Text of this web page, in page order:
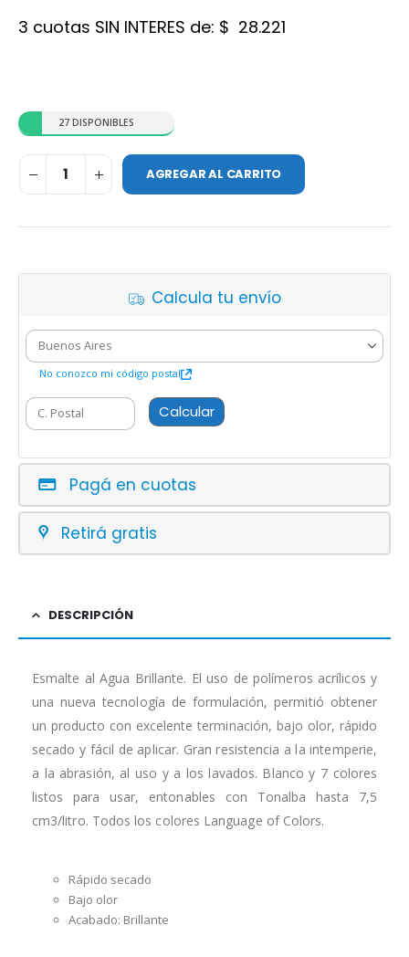
3 cuotas SIN INTERES de: $ 28.221
27 DISPONIBLES
AGREGAR AL CARRITO
Calcula tu envío
No conozco mi código postal
Calcular
Pagá en cuotas
Retirá gratis
DESCRIPCIÓN
Esmalte al Agua Brillante. El uso de polímeros acrílicos y
una nueva tecnología de formulación, permitió obtener
un producto con excelente terminación, bajo olor, rápido
secado y fácil de aplicar. Gran resistencia a la intemperie,
a la abrasión, al uso y a los lavados. Blanco y 7 colores
listos para usar, entonables con Tonalba hasta 7,5
cm3/litro. Todos los colores Language of Colors.
Rápido secado
Bajo olor
Acabado: Brillante